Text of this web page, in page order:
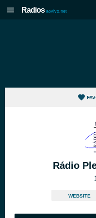
Radios aovivo.net
Rádio
WEBSITE